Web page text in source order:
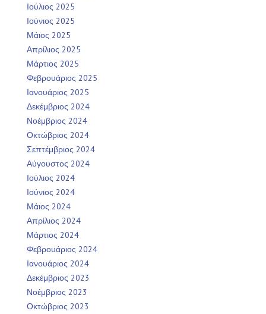
Ιούλιος 2025
Ιούνιος 2025
Μάιος 2025
Απρίλιος 2025
Μάρτιος 2025
Φεβρουάριος 2025
Ιανουάριος 2025
Δεκέμβριος 2024
Νοέμβριος 2024
Οκτώβριος 2024
Σεπτέμβριος 2024
Αύγουστος 2024
Ιούλιος 2024
Ιούνιος 2024
Μάιος 2024
Απρίλιος 2024
Μάρτιος 2024
Φεβρουάριος 2024
Ιανουάριος 2024
Δεκέμβριος 2023
Νοέμβριος 2023
Οκτώβριος 2023